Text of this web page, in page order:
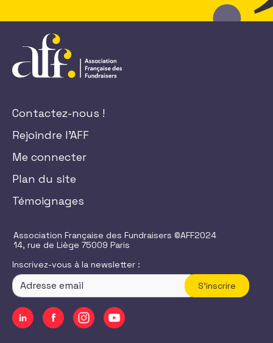
Contactez-nous !
Rejoindre l'AFF
Me connecter
Plan du site
Témoignages
Association Française des Fundraisers ©AFF2024
14, rue de Liège 75009 Paris
Inscrivez-vous à la newsletter :
S'inscrire